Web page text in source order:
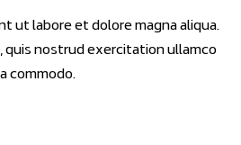
ut labore et dolore magna aliqua.
quis nostrud exercitation ullamco
commodo.